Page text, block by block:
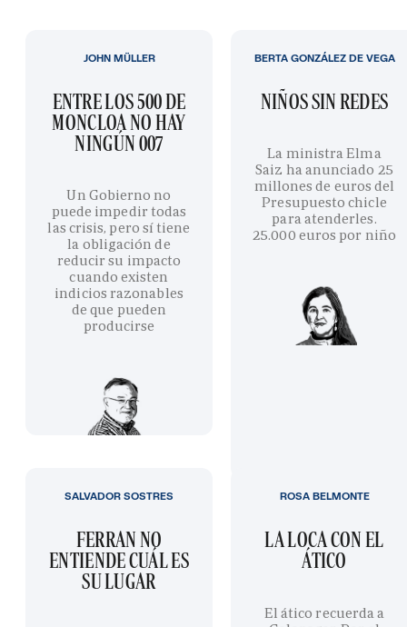
ENTRE LOS 500 DE
MONCLOA NO HAY
NINGÚN 007
Un Gobierno no
puede impedir todas
las crisis, pero sí tiene
la obligación de
reducir su impacto
cuando existen
indicios razonables
de que pueden
producirse
JOHN MÜLLER
NIÑOS SIN REDES
La ministra Elma
Saiz ha anunciado 25
millones de euros del
Presupuesto chicle
para atenderles.
25.000 euros por niño
BERTA GONZÁLEZ DE VEGA
FERRAN NO
ENTIENDE CUÁL ES
SU LUGAR
SALVADOR SOSTRES
LA LOCA CON EL
ÁTICO
El ático recuerda a
ROSA BELMONTE